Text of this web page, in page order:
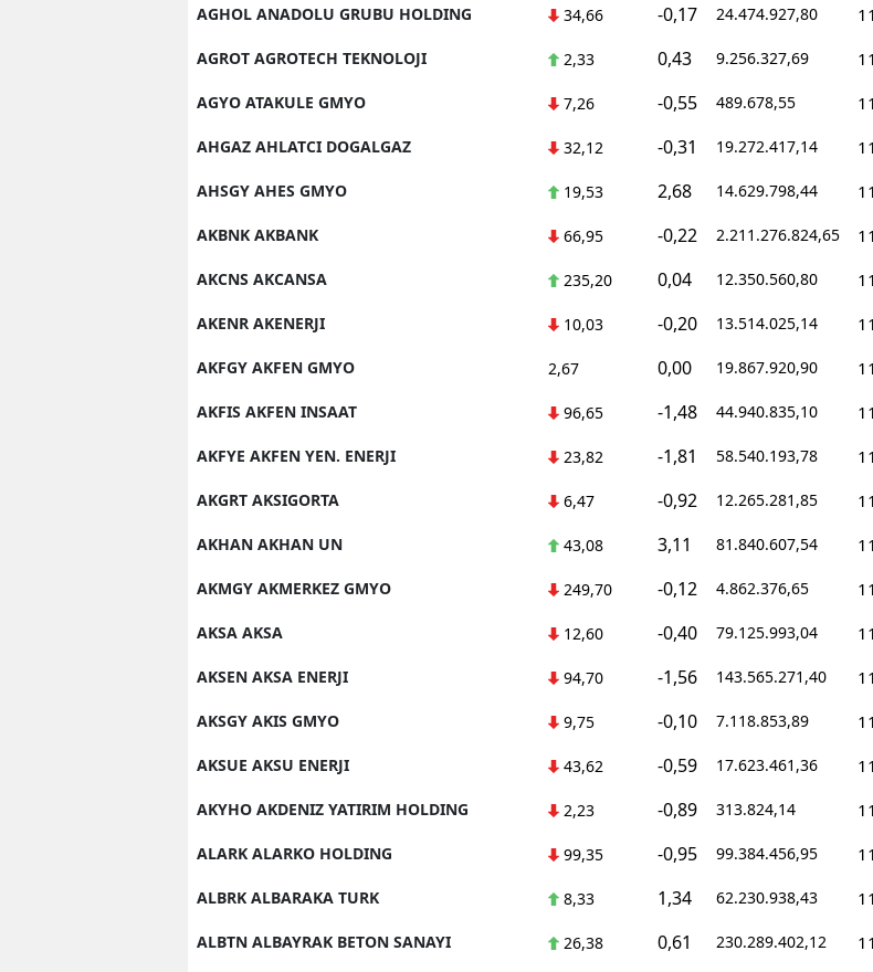
AGHOL ANADOLU GRUBU HOLDING 34,66 -0,17 24.474.927,80
AGROT AGROTECH TEKNOLOJI 2,33 0,43 9.256.327,69
AGYO ATAKULE GMYO 7,26 -0,55 489.678,55
AHGAZ AHLATCI DOGALGAZ 32,12 -0,31 19.272.417,14
AHSGY AHES GMYO 19,53 2,68 14.629.798,44
AKBNK AKBANK 66,95 -0,22 2.211.276.824,65
AKCNS AKCANSA 235,20 0,04 12.350.560,80
AKENR AKENERJI 10,03 -0,20 13.514.025,14
AKFGY AKFEN GMYO 2,67 0,00 19.867.920,90
AKFIS AKFEN INSAAT 96,65 -1,48 44.940.835,10
AKFYE AKFEN YEN. ENERJI 23,82 -1,81 58.540.193,78
AKGRT AKSIGORTA 6,47 -0,92 12.265.281,85
AKHAN AKHAN UN 43,08 3,11 81.840.607,54
AKMGY AKMERKEZ GMYO 249,70 -0,12 4.862.376,65
AKSA AKSA 12,60 -0,40 79.125.993,04
AKSEN AKSA ENERJI 94,70 -1,56 143.565.271,40
AKSGY AKIS GMYO 9,75 -0,10 7.118.853,89
AKSUE AKSU ENERJI 43,62 -0,59 17.623.461,36
AKYHO AKDENIZ YATIRIM HOLDING 2,23 -0,89 313.824,14
ALARK ALARKO HOLDING 99,35 -0,95 99.384.456,95
ALBRK ALBARAKA TURK 8,33 1,34 62.230.938,43
ALBTN ALBAYRAK BETON SANAYI 26,38 0,61 230.289.402,12